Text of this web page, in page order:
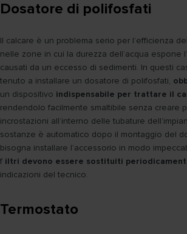
Dosatore di polifosfati
Il calcare è un problema serio per l’efficienza
nelle zone in cui la durezza dell’acqua espone
causati da un eccesso di sedimenti. In questi
tenuto a installare un dosatore di polifosfati,
un dispositivo indispensabile per trattare il
rendendolo facilmente smaltibile senza creare
incrostazioni all’interno delle tubature
sostanze è automatico dopo il montaggio del
bisogna installare l’accessorio in modo
f iltri devono essere sostituiti
indicazioni del tecnico.
Termostato